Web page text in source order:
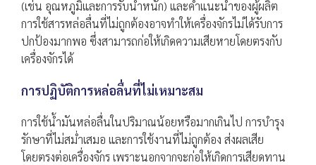
(เช่น อุณหภูมิและการรับน้ำหนัก) และคำแนะนำของผู้ผลิต
การใช้สารหล่อลื่นที่ไม่ถูกต้องอาจทำให้เครื่องจักรไม่ได้รับการ
ปกป้องมากพอ ซึ่งสามารถก่อให้เกิดความเสียหายโดยตรงกับ
เครื่องจักรได้
การปฏิบัติการหล่อลื่นที่ไม่เหมาะสม
การใช้น้ำมันหล่อลื่นในปริมาณน้อยหรือมากเกินไป การบำรุง
รักษาที่ไม่สม่ำเสมอ และการใช้งานที่ไม่ถูกต้อง ส่งผลเสีย
โดยตรงต่อเครื่องจักร เพราะนอกจากจะก่อให้เกิดการเสียดทาน